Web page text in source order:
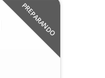
PREPARANDO